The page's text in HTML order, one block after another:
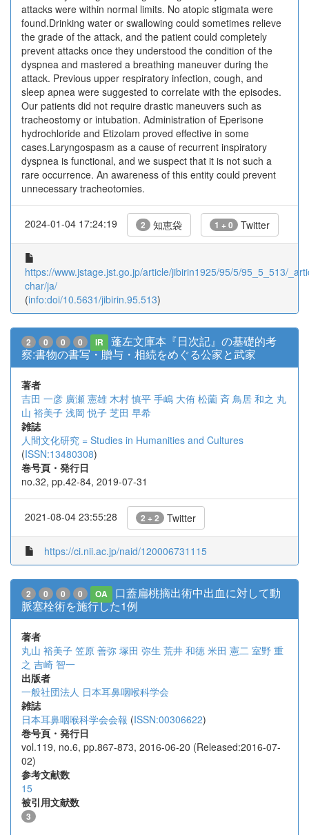
attacks were within normal limits. No atopic stigmata were
found.Drinking water or swallowing could sometimes relieve
the grade of the attack, and the patient could completely
prevent attacks once they understood the condition of the
dyspnea and mastered a breathing maneuver during the
attack. Previous upper respiratory infection, cough, and
sleep apnea were suggested to correlate with the episodes.
Our patients did not require drastic maneuvers such as
tracheostomy or intubation. Administration of Eperisone
hydrochloride and Etizolam proved effective in some
cases.Laryngospasm as a cause of recurrent inspiratory
dyspnea is functional, and we suspect that it is not such a
rare occurrence. An awareness of this entity could prevent
unnecessary tracheotomies.
2024-01-04 17:24:19 2 知恵袋 1 + 0 Twitter
https://www.jstage.jst.go.jp/article/jibirin1925/95/5/95_5_513/
char/ja/
(info:doi/10.5631/jibirin.95.513)
2 0 0 0 IR
蓬左文庫本『日次記』の基礎的考
察:書物の書写・贈与・相続をめぐる公家と武家
著者
吉田 一彦 廣瀬 憲雄 木村 慎平 手嶋 大侑 松薗 斉 鳥居 和之 丸
山 裕美子 浅岡 悦子 芝田 早希
雑誌
人間文化研究 = Studies in Humanities and Cultures
(ISSN:13480308)
巻号頁・発行日
no.32, pp.42-84, 2019-07-31
2021-08-04 23:55:28 2 + 2 Twitter
https://ci.nii.ac.jp/naid/120006731115
2 0 0 0 OA
口蓋扁桃摘出術中出血に対して動
脈塞栓術を施行した1例
著者
丸山 裕美子 笠原 善弥 塚田 弥生 荒井 和徳 米田 憲二 室野 重
之 吉崎 智一
出版者
一般社団法人 日本耳鼻咽喉科学会
雑誌
日本耳鼻咽喉科学会会報 (ISSN:00306622)
巻号頁・発行日
vol.119, no.6, pp.867-873, 2016-06-20 (Released:2016-07-
02)
参考文献数
15
被引用文献数
3